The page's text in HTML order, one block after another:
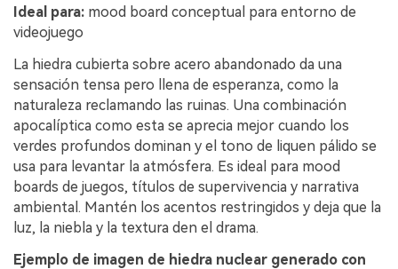
Ideal para: mood board conceptual para entorno de
videojuego
La hiedra cubierta sobre acero abandonado da una
sensación tensa pero llena de esperanza, como la
naturaleza reclamando las ruinas. Una combinación
apocalíptica como esta se aprecia mejor cuando los
verdes profundos dominan y el tono de liquen pálido se
usa para levantar la atmósfera. Es ideal para mood
boards de juegos, títulos de supervivencia y narrativa
ambiental. Mantén los acentos restringidos y deja que la
luz, la niebla y la textura den el drama.
Ejemplo de imagen de hiedra nuclear generado con